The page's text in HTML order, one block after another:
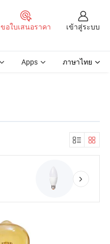
ขอใบเสนอราคา เข้าสู่ระบบ
Apps ภาษาไทย